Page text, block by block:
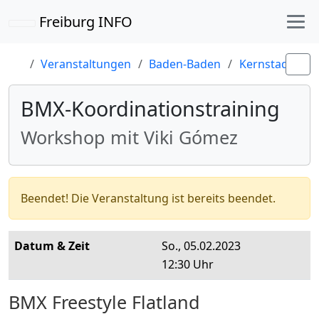
Freiburg INFO
Veranstaltungen Baden-Baden Kernstadt
BMX-Koordinationstraining
Workshop mit Viki Gómez
Beendet! Die Veranstaltung ist bereits beendet.
Datum & Zeit
So., 05.02.2023
12:30 Uhr
BMX Freestyle Flatland